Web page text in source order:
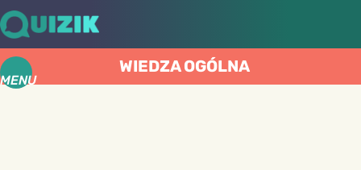
MENU
WIEDZA OGÓLNA